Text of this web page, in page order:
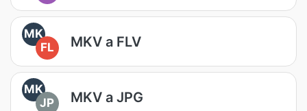
MK
FL
MKV a FLV
MK
JP
MKV a JPG